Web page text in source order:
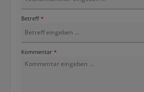
Betreff *
Kommentar *